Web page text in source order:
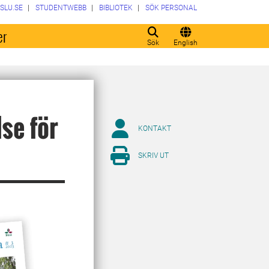
Sök English
SLU.SE STUDENTWEBB BIBLIOTEK SÖK PERSONAL
för KONTAKT
SKRIV UT